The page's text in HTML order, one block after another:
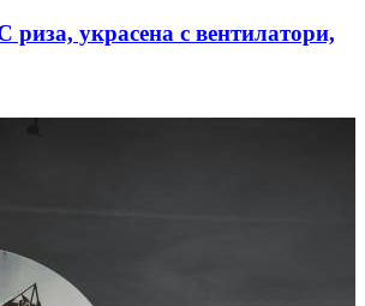
риза, украсена с вентилатори,